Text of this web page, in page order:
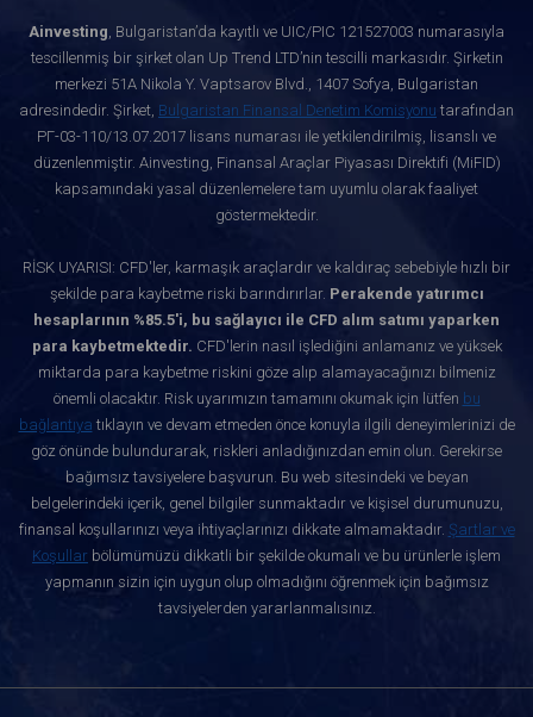
Ainvesting, Bulgaristan’da kayıtlı ve UIC/PIC 121527003 numarasıyla
tescillenmiş bir şirket olan Up Trend LTD’nin tescilli markasıdır. Şirketin
merkezi 51A Nikola Y. Vaptsarov Blvd., 1407 Sofya, Bulgaristan
adresindedir. Şirket, Bulgaristan Finansal Denetim Komisyonu tarafından
РГ-03-110/13.07.2017 lisans numarası ile yetkilendirilmiş, lisanslı ve
düzenlenmiştir. Ainvesting, Finansal Araçlar Piyasası Direktifi (MiFID)
kapsamındaki yasal düzenlemelere tam uyumlu olarak faaliyet
göstermektedir.
RİSK UYARISI: CFD'ler, karmaşık araçlardır ve kaldıraç sebebiyle hızlı bir
şekilde para kaybetme riski barındırırlar. Perakende yatırımcı
hesaplarının %85.5'i, bu sağlayıcı ile CFD alım satımı yaparken
para kaybetmektedir. CFD'lerin nasıl işlediğini anlamanız ve yüksek
miktarda para kaybetme riskini göze alıp alamayacağınızı bilmeniz
önemli olacaktır. Risk uyarımızın tamamını okumak için lütfen bu
bağlantıya tıklayın ve devam etmeden önce konuyla ilgili deneyimlerinizi de
göz önünde bulundurarak, riskleri anladığınızdan emin olun. Gerekirse
bağımsız tavsiyelere başvurun. Bu web sitesindeki ve beyan
belgelerindeki içerik, genel bilgiler sunmaktadır ve kişisel durumunuzu,
finansal koşullarınızı veya ihtiyaçlarınızı dikkate almamaktadır. Şartlar ve
Koşullar bölümümüzü dikkatli bir şekilde okumalı ve bu ürünlerle işlem
yapmanın sizin için uygun olup olmadığını öğrenmek için bağımsız
tavsiyelerden yararlanmalısınız.